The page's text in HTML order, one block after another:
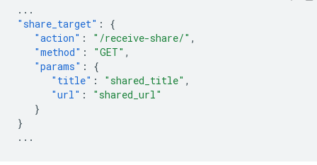
...
"share_target" :
{
"action" : "/receive-share/" ,
"method" : "GET" ,
"params" :
{
"title" : "shared_title" ,
"url" :
"shared_url"
}
}
...